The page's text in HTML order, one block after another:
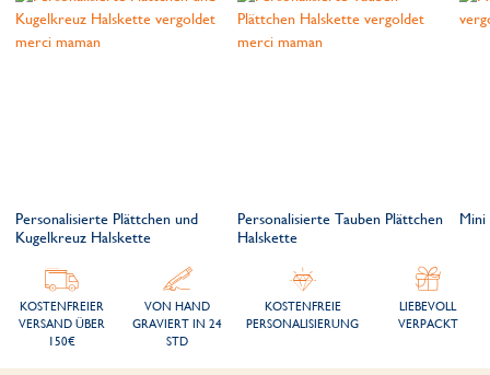
Personalisierte Plättchen und
Kugelkreuz Halskette
Personalisierte Tauben Plättchen
Halskette
KOSTENFREIER
VERSAND ÜBER
150€
VON HAND
GRAVIERT IN 24
STD
KOSTENFREIE
PERSONALISIERUNG
LIEBEVOLL
VERPACKT